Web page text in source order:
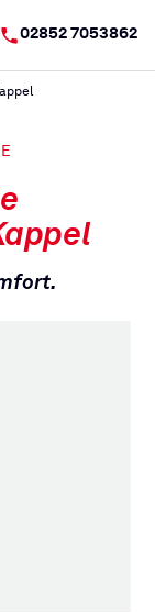
02852 7053862